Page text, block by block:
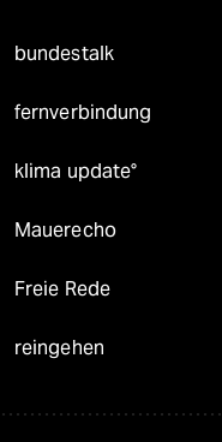
bundestalk
fernverbindung
klima update°
Mauerecho
Freie Rede
reingehen